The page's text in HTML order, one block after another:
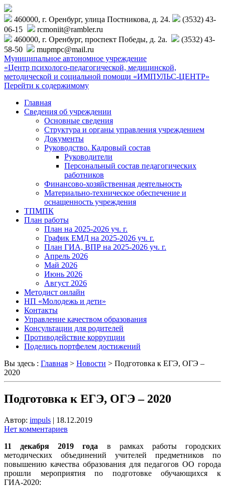
460000, г. Оренбург, улица Постникова, д. 24.
(3532) 43-
06-15
rcmoniit@rambler.ru
460000, г. Оренбург, проспект Победы, д. 2а.
(3532) 43-
58-50
mupmpc@mail.ru
Муниципальное автономное учреждение
«Центр психолого-педагогической, медицинской,
методической и социальной помощи «ИМПУЛЬС-ЦЕНТР»
Перейти к содержимому
Главная
Сведения об учреждении
Основные сведения
Структура и органы управления учреждением
Документы
Руководство. Кадровый состав
Руководители
Персональный состав педагогических
работников
Финансово-хозяйственная деятельность
Материально-техническое обеспечение и
оснащенность учреждения
ТПМПК
План работы
План на 2025-2026 уч. г.
График ЕМД на 2025-2026 уч. г.
План ГИА, ВПР на 2025-2026 уч. г.
Апрель 2026
Май 2026
Июнь 2026
Август 2026
Методист онлайн
НП «Молодежь и дети»
Контакты
Управление качеством образования
Консультации для родителей
Противодействие коррупции
Поделись портфелем достижений
Вы здесь : Главная > Новости > Подготовка к ЕГЭ, ОГЭ –
2020
Подготовка к ЕГЭ, ОГЭ – 2020
Автор: impuls | 18.12.2019
Нет комментариев
11 декабря 2019 года в рамках работы городских
методических объединений учителей предметников по
повышению качества образования для педагогов ОО города
прошли мероприятия по подготовке обучающихся к
ГИА-2020: